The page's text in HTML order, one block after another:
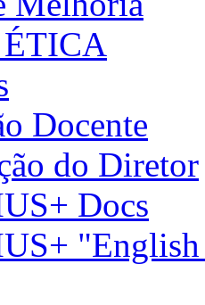
Docente
do Diretor
Docs